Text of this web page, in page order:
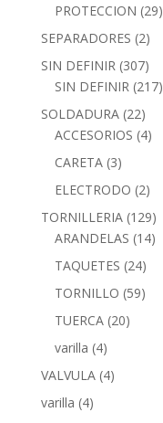
PROTECCION (29)
SEPARADORES (2)
SIN DEFINIR (307)
SIN DEFINIR (217)
SOLDADURA (22)
ACCESORIOS (4)
CARETA (3)
ELECTRODO (2)
TORNILLERIA (129)
ARANDELAS (14)
TAQUETES (24)
TORNILLO (59)
TUERCA (20)
varilla (4)
VALVULA (4)
varilla (4)